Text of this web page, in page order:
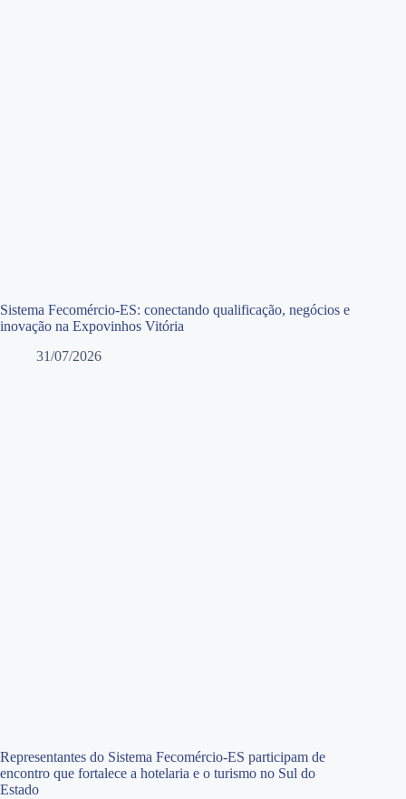
Sistema Fecomércio-ES: conectando qualificação, negócios e
inovação na Expovinhos Vitória
31/07/2026
Representantes do Sistema Fecomércio-ES participam de
encontro que fortalece a hotelaria e o turismo no Sul do
Estado